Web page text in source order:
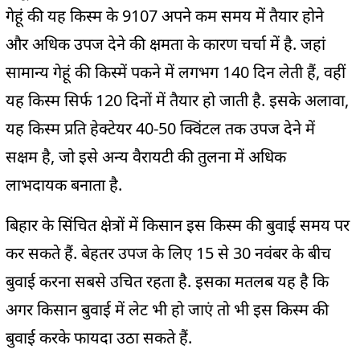
गेहूं की यह किस्म के 9107 अपने कम समय में तैयार होने
और अधिक उपज देने की क्षमता के कारण चर्चा में है. जहां
सामान्य गेहूं की किस्में पकने में लगभग 140 दिन लेती हैं, वहीं
यह किस्म सिर्फ 120 दिनों में तैयार हो जाती है. इसके अलावा,
यह किस्म प्रति हेक्टेयर 40-50 क्विंटल तक उपज देने में
सक्षम है, जो इसे अन्य वैरायटी की तुलना में अधिक
लाभदायक बनाता है.
बिहार के सिंचित क्षेत्रों में किसान इस किस्म की बुवाई समय पर
कर सकते हैं. बेहतर उपज के लिए 15 से 30 नवंबर के बीच
बुवाई करना सबसे उचित रहता है. इसका मतलब यह है कि
अगर किसान बुवाई में लेट भी हो जाएं तो भी इस किस्म की
बुवाई करके फायदा उठा सकते हैं.